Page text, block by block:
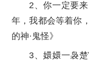
2、你一定要
年，我都会等着你
的神·鬼怪》
3、嬛嬛一袅